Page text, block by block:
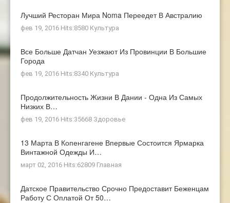
Лучший Ресторан Мира Noma Переедет В Австралию
фев 19, 2016 Hits:8580 Культура
Все Больше Датчан Уезжают Из Провинции В Большие
Города
фев 19, 2016 Hits:8340 Культура
Продолжительность Жизни В Дании - Одна Из Самых
Низких В…
фев 19, 2016 Hits:35668 Здоровье
13 Марта В Копенгагене Впервые Состоится Ярмарка
Винтажной Одежды И…
март 02, 2016 Hits:62809 Главная
Датское Правительство Срочно Предоставит Беженцам
Работу С Оплатой От 50…